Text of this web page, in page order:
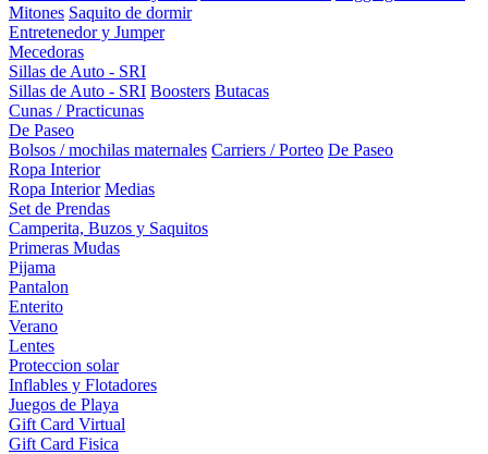
Mitones Saquito de dormir
Entretenedor y Jumper
Mecedoras
Sillas de Auto - SRI
Sillas de Auto - SRI Boosters Butacas
Cunas / Practicunas
De Paseo
Bolsos / mochilas maternales Carriers / Porteo De Paseo
Ropa Interior
Ropa Interior Medias
Set de Prendas
Camperita, Buzos y Saquitos
Primeras Mudas
Pijama
Pantalon
Enterito
Verano
Lentes
Proteccion solar
Inflables y Flotadores
Juegos de Playa
Gift Card Virtual
Gift Card Fisica